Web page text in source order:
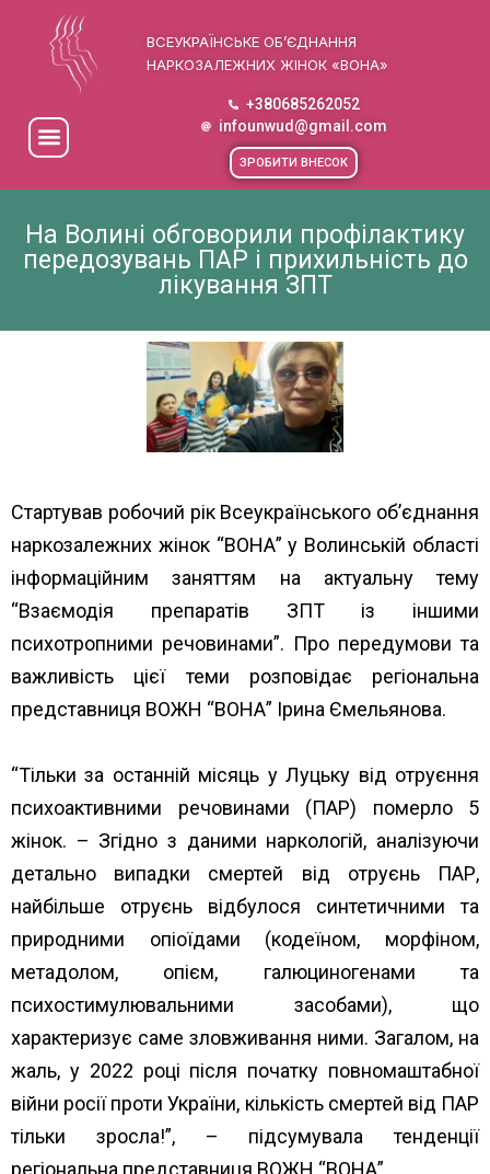
ВСЕУКРАЇНСЬКЕ ОБ’ЄДНАННЯ
НАРКОЗАЛЕЖНИХ ЖІНОК «ВОНА»
+380685262052
infounwud@gmail.com
ЗРОБИТИ ВНЕСОК
На Волині обговорили профілактику
передозувань ПАР і прихильність до
лікування ЗПТ
Стартував робочий рік Всеукраїнського об’єднання
наркозалежних жінок “ВОНА” у Волинській області
інформаційним заняттям на актуальну тему
“Взаємодія препаратів ЗПТ із іншими
психотропними речовинами”. Про передумови та
важливість цієї теми розповідає регіональна
представниця ВОЖН “ВОНА” Ірина Ємельянова.
“Тільки за останній місяць у Луцьку від отруєння
психоактивними речовинами (ПАР) померло 5
жінок. – Згідно з даними наркологій, аналізуючи
детально випадки смертей від отруєнь ПАР,
найбільше отруєнь відбулося синтетичними та
природними опіоїдами (кодеїном, морфіном,
метадолом, опієм, галюциногенами та
психостимулювальними засобами), що
характеризує саме зловживання ними. Загалом, на
жаль, у 2022 році після початку повномаштабної
війни росії проти України, кількість смертей від ПАР
тільки зросла!”, – підсумувала тенденції
регіональна представниця ВОЖН “ВОНА”.